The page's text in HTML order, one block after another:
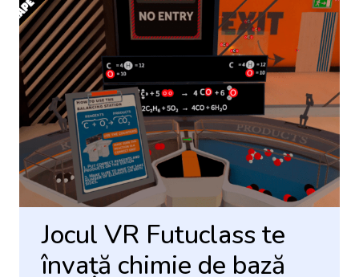
Jocul VR Futuclass te
învață chimie de bază